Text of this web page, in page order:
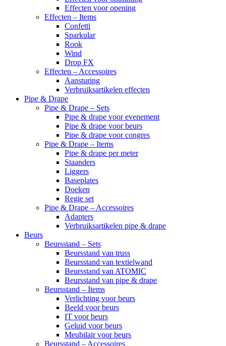
Effecten voor opening
Effecten – Items
Confetti
Sparkular
Rook
Wind
Drop FX
Effecten – Accessoires
Aansturing
Verbruiksartikelen effecten
Pipe & Drape
Pipe & Drape – Sets
Pipe & drape voor evenement
Pipe & drape voor beurs
Pipe & drape voor congres
Pipe & Drape – Items
Pipe & drape per meter
Staanders
Liggers
Baseplates
Doeken
Regie set
Pipe & Drape – Accessoires
Adapters
Verbruiksartikelen pipe & drape
Beurs
Beursstand – Sets
Beursstand van truss
Beursstand van textielwand
Beursstand van ATOMIC
Beursstand van pipe & drape
Beursstand – Items
Verlichting voor beurs
Beeld voor beurs
IT voor beurs
Geluid voor beurs
Meubilair voor beurs
Beursstand – Accessoires